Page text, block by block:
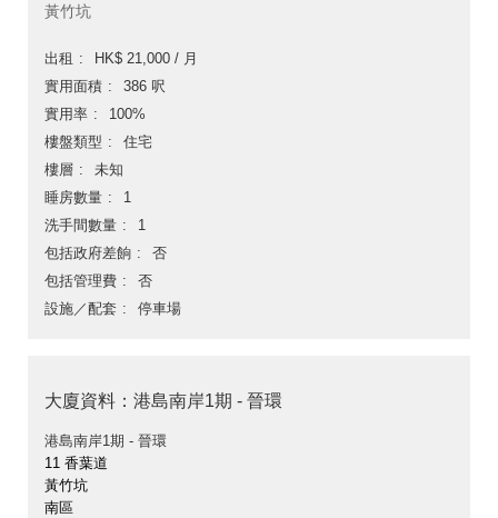
黃竹坑
出租
HK$ 21,000 / 月
實用面積
386 呎
實用率
100%
樓盤類型
住宅
樓層
未知
睡房數量
1
洗手間數量
1
包括政府差餉
否
包括管理費
否
設施／配套
停車場
大廈資料：港島南岸1期 - 晉環
港島南岸1期 - 晉環
11 香葉道
黃竹坑
南區